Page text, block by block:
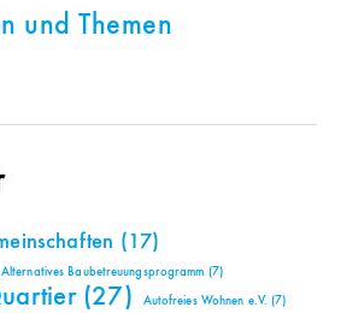
und Themen
(17)
Alternatives Baubetreuungsprogramm (7)
(27) Autofreies Wohnen e.V. (7)